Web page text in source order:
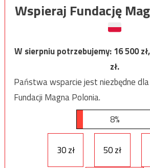
Wspieraj Fundację
W sierpniu potrzebujemy:16 500
zł.
Państwa wsparcie jest niezbędne
Fundacji Magna Polonia.
8%
30 zł 50 zł